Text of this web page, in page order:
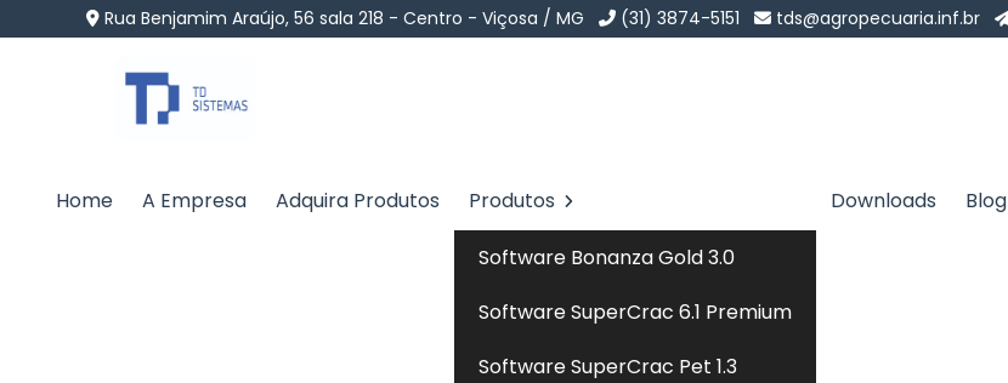
Rua Benjamim Araújo, 56 sala 218 - Centro - Viçosa / MG (31) 3874-5151 tds@agropecuaria.inf.br
Home A Empresa Adquira Produtos Produtos
Software Bonanza Gold 3.0
Software SuperCrac 6.1 Premium
Software SuperCrac Pet 1.3
Downloads Blog
Alimentação de Gatos no Interior de São
Alimentação de Gatos no Interior de São Paulo